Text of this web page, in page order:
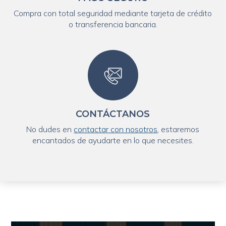
Compra con total seguridad mediante tarjeta de crédito
o transferencia bancaria.
CONTÁCTANOS
No dudes en contactar con nosotros, estaremos
encantados de ayudarte en lo que necesites.